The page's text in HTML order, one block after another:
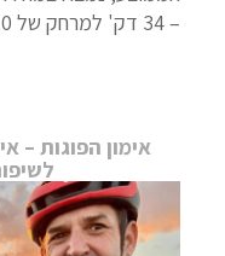
– 34 דק' למרחק של 10 ק"מ, כ 3:22 דקות לק"מ.
אימון הפוגות –